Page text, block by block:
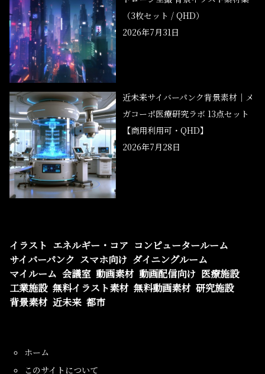
（3枚セット / QHD）
2026年7月31日
近未来サイバーパンク背景素材｜メ
ガコーポ医療研究ラボ 13点セット
【商用利用可・QHD】
2026年7月28日
イラスト エネルギー・コア コンピュータールーム
サイバーパンク スマホ向け ダイニングルーム
マイルーム 会議室 動画素材 動画配信向け 医療施設
工業施設 無料イラスト素材 無料動画素材 研究施設
背景素材 近未来 都市
ホーム
このサイトについて